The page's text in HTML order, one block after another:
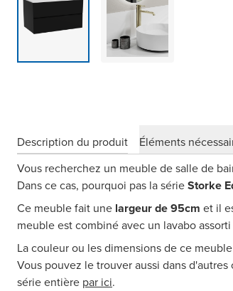
Description du produit
Éléments
Vous recherchez un meuble de salle de
Dans ce cas, pourquoi pas la sérieStorke
Ce meuble fait une largeur de 95cm et il
meuble est combiné avec un lavabo
La couleur ou les dimensions de ce
Vous pouvez le trouver aussi dans
série entière par ici.